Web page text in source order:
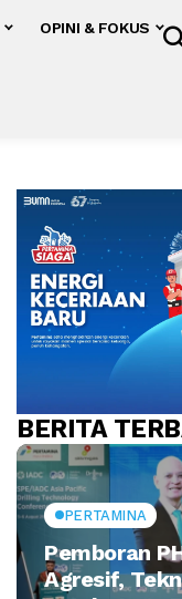
OPINI & FOKUS
BERITA
PERTAMINA
Pemboran
Agresif,